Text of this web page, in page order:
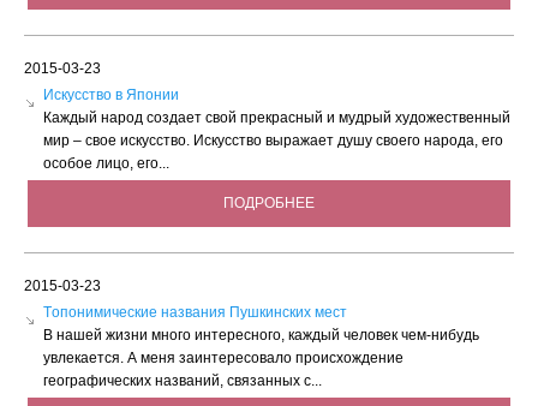
2015-03-23
Искусство в Японии
Каждый народ создает свой прекрасный и мудрый художественный
мир – свое искусство. Искусство выражает душу своего народа, его
особое лицо, его...
ПОДРОБНЕЕ
2015-03-23
Tопонимические названия Пушкинских мест
В нашей жизни много интересного, каждый человек чем-нибудь
увлекается. А меня заинтересовало происхождение
географических названий, связанных с...